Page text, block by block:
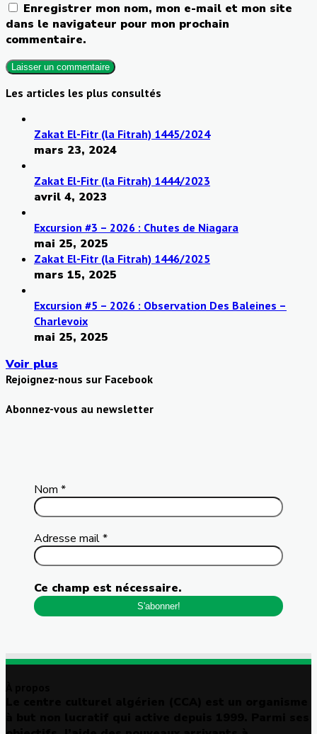
Enregistrer mon nom, mon e-mail et mon site
dans le navigateur pour mon prochain
commentaire.
Les articles les plus consultés
Zakat El-Fitr (la Fitrah) 1445/2024
mars 23, 2024
Zakat El-Fitr (la Fitrah) 1444/2023
avril 4, 2023
Excursion #3 – 2026 : Chutes de Niagara
mai 25, 2025
Zakat El-Fitr (la Fitrah) 1446/2025
mars 15, 2025
Excursion #5 – 2026 : Observation Des Baleines –
Charlevoix
mai 25, 2025
Voir plus
Rejoignez-nous sur Facebook
Abonnez-vous au newsletter
Nom *
Adresse mail*
Ce champ est nécessaire.